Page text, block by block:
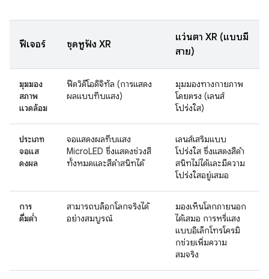
ฟีเจอร์ ชุดหูฟัง XR
แว่นตา XR (แบบมี
สาย)
มุมมอง
สภาพ
แวดล้อม
ฟีดวิดีโอดิจิทัล (การแสดง
ผลแบบทึบแสง)
มุมมองทางกายภาพ
โดยตรง (เลนส์
โปร่งใส)
ประเภท
จอแส
ดงผล
จอแสดงผลทึบแสง
MicroLED ซึ่งแสดงช่วงสี
ทั้งหมดและสีดำสนิทได้
เลนส์เสริมแบบ
โปร่งใส ซึ่งแสดงสีดำ
สนิทไม่ได้และมีความ
โปร่งใสอยู่เสมอ
การ
ดื่มด่ำ
สามารถบล็อกโลกจริงได้
อย่างสมบูรณ์
มองเห็นโลกภายนอก
ได้เสมอ การหรี่แสง
แบบอิเล็กโทรโครมิ
กช่วยเพิ่มความ
สมจริง